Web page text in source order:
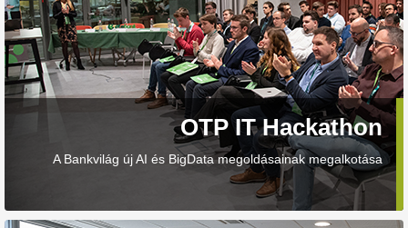
OTP IT Hackathon
A Bankvilág új AI és BigData megoldásainak megalkotása